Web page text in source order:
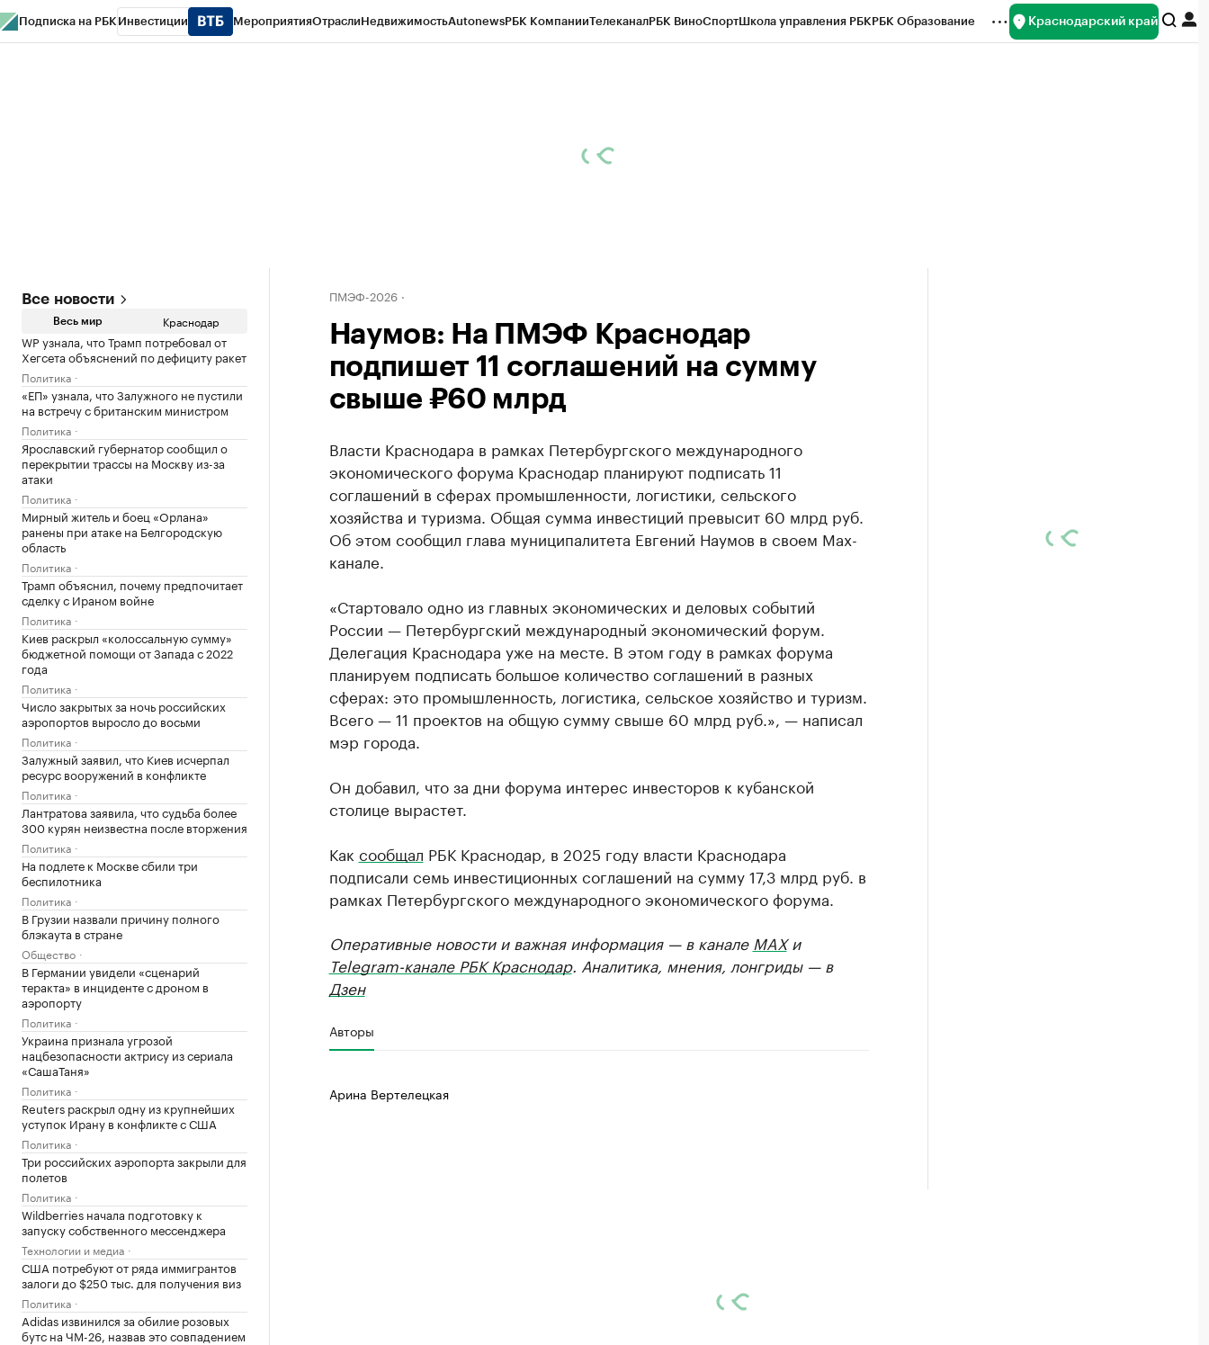
Подписка на РБК Инвестиции МероприятияОтраслиНедвижимостьAutonewsРБК КомпанииТелеканалРБК ВиноСпортШкола управления РБКРБК Образование Краснодарский край
Все новости
Весь мир Краснодар
WP узнала, что Трамп потребовал от
Хегсета объяснений по дефициту ракет
Политика
«ЕП» узнала, что Залужного не пустили
на встречу с британским министром
Политика
Ярославский губернатор сообщил о
перекрытии трассы на Москву из-за
атаки
Политика
Мирный житель и боец «Орлана»
ранены при атаке на Белгородскую
область
Политика
Трамп объяснил, почему предпочитает
сделку с Ираном войне
Политика
Киев раскрыл «колоссальную сумму»
бюджетной помощи от Запада с 2022
года
Политика
Число закрытых за ночь российских
аэропортов выросло до восьми
Политика
Залужный заявил, что Киев исчерпал
ресурс вооружений в конфликте
Политика
Лантратова заявила, что судьба более
300 курян неизвестна после вторжения
Политика
На подлете к Москве сбили три
беспилотника
Политика
В Грузии назвали причину полного
блэкаута в стране
Общество
В Германии увидели «сценарий
теракта» в инциденте с дроном в
аэропорту
Политика
Украина признала угрозой
нацбезопасности актрису из сериала
«СашаТаня»
Политика
Reuters раскрыл одну из крупнейших
уступок Ирану в конфликте с США
Политика
Три российских аэропорта закрыли для
полетов
Политика
Wildberries начала подготовку к
запуску собственного мессенджера
Технологии и медиа
США потребуют от ряда иммигрантов
залоги до $250 тыс. для получения виз
Политика
Adidas извинился за обилие розовых
бутс на ЧМ-26, назвав это совпадением
ПМЭФ-2026
Наумов: На ПМЭФ Краснодар
подпишет 11 соглашений на сумму
свыше ₽60 млрд
Власти Краснодара в рамках Петербургского международного
экономического форума Краснодар планируют подписать 11
соглашений в сферах промышленности, логистики, сельского
хозяйства и туризма. Общая сумма инвестиций превысит 60 млрд руб.
Об этом сообщил глава муниципалитета Евгений Наумов в своем Maх-
канале.
«Стартовало одно из главных экономических и деловых событий
России — Петербургский международный экономический форум.
Делегация Краснодара уже на месте. В этом году в рамках форума
планируем подписать большое количество соглашений в разных
сферах: это промышленность, логистика, сельское хозяйство и туризм.
Всего — 11 проектов на общую сумму свыше 60 млрд руб.», — написал
мэр города.
Он добавил, что за дни форума интерес инвесторов к кубанской
столице вырастет.
Как сообщал РБК Краснодар, в 2025 году власти Краснодара
подписали семь инвестиционных соглашений на сумму 17,3 млрд руб. в
рамках Петербургского международного экономического форума.
Оперативные новости и важная информация — в канале MAXи
Telegram-канале РБК Краснодар. Аналитика, мнения, лонгриды — в
Дзен
Авторы
Арина Вертелецкая